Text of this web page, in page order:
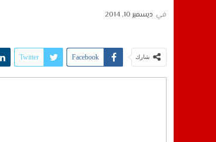
في ديسمبر 10, 2014
شارك Facebook
Twitter